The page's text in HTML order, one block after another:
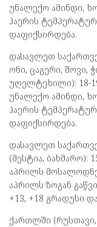
უნალექო ამინდი,
ჰაერის
დაფიქსირდება.
დასავლეთ
ონი, ცაგერი, შოვი,
უღელტეხილი): 18-
უნალექო ამინდი,
ჰაერის
დაფიქსირდება.
დასავლეთ
(მესტია, ბახმარო):
აპრილს
აპრილს ზოგან
+13, +18 გრადუსი
ქართლში